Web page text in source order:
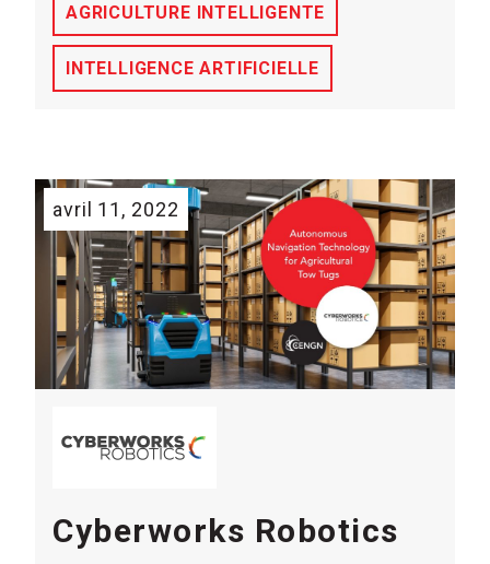
AGRICULTURE INTELLIGENTE
INTELLIGENCE ARTIFICIELLE
avril 11, 2022
Cyberworks Robotics